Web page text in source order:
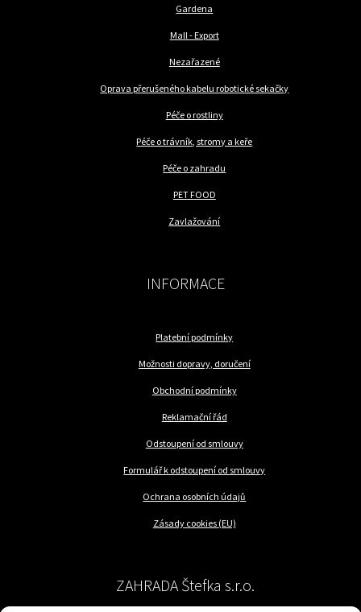
Gardena
Mall - Export
Nezařazené
Oprava přerušeného kabelu robotické sekačky
Péče o rostliny
Péče o trávník, stromy a keře
Péče o zahradu
PET FOOD
Zavlažování
INFORMACE
Platební podmínky
Možnosti dopravy, doručení
Obchodní podmínky
Reklamační řád
Odstoupení od smlouvy
Formulář k odstoupení od smlouvy
Ochrana osobních údajů
Zásady cookies (EU)
ZAHRADA Štefka s.r.o.